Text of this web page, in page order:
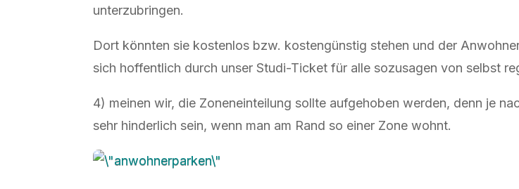
unterzubringen.
Dort könnten sie kostenlos bzw. kostengünstig stehen und der
sich hoffentlich durch unser Studi-Ticket für alle sozusagen von selbst
4) meinen wir, die Zoneneinteilung sollte aufgehoben werden, denn je
sehr hinderlich sein, wenn man am Rand so einer Zone wohnt.